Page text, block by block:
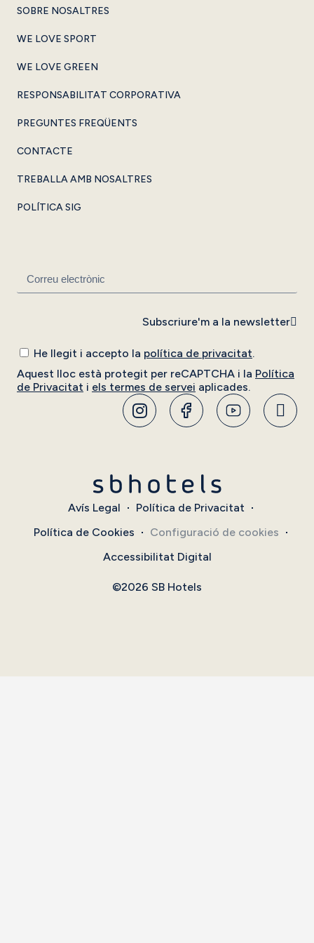
SOBRE NOSALTRES
WE LOVE SPORT
WE LOVE GREEN
RESPONSABILITAT CORPORATIVA
PREGUNTES FREQÜENTS
CONTACTE
TREBALLA AMB NOSALTRES
POLÍTICA SIG
He llegit i accepto la política de privacitat.
Aquest lloc està protegit per reCAPTCHA i la Política
de Privacitat i els termes de servei aplicades.
Subscriure'm a la newsletter
Avís Legal
Política de Privacitat
Política de Cookies
Configuració de cookies
Accessibilitat Digital
©2026 SB Hotels